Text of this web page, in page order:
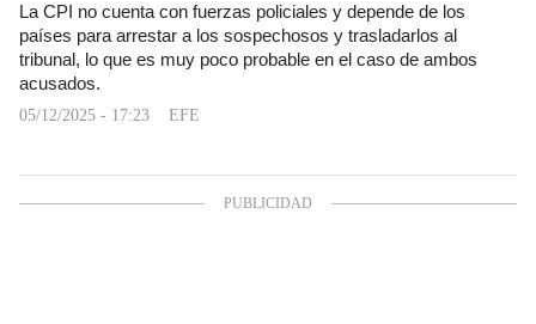
La CPI no cuenta con fuerzas policiales y depende de los
países para arrestar a los sospechosos y trasladarlos al
tribunal, lo que es muy poco probable en el caso de ambos
acusados.
05/12/2025 - 17:23 EFE